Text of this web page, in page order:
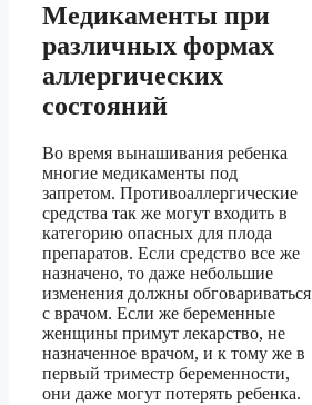
Медикаменты при
различных формах
аллергических
состояний
Во время вынашивания ребенка
многие медикаменты под
запретом. Противоаллергические
средства так же могут входить в
категорию опасных для плода
препаратов. Если средство все же
назначено, то даже небольшие
изменения должны обговариваться
с врачом. Если же беременные
женщины примут лекарство, не
назначенное врачом, и к тому же в
первый триместр беременности,
они даже могут потерять ребенка.